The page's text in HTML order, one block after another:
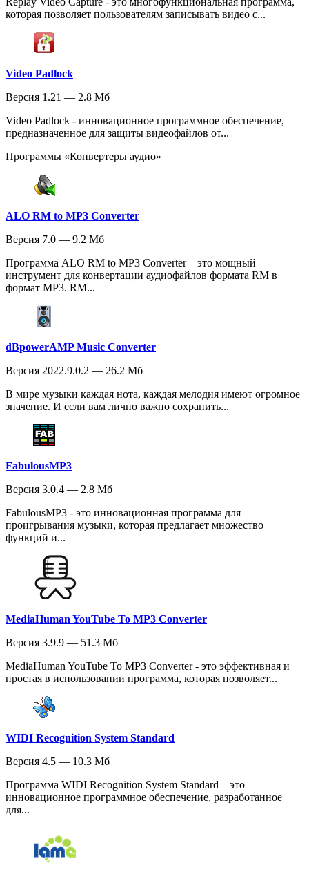
которая позволяет пользователям записывать видео с...
Video Padlock
Версия 1.21 — 2.8 Мб
Video Padlock - инновационное программное обеспечение,
предназначенное для защиты видеофайлов от...
Программы «Конвертеры аудио»
ALO RM to MP3 Converter
Версия 7.0 — 9.2 Мб
Программа ALO RM to MP3 Converter – это мощный
инструмент для конвертации аудиофайлов формата RM в
формат MP3. RM...
dBpowerAMP Music Converter
Версия 2022.9.0.2 — 26.2 Мб
В мире музыки каждая нота, каждая мелодия имеют огромное
значение. И если вам лично важно сохранить...
FabulousMP3
Версия 3.0.4 — 2.8 Мб
FabulousMP3 - это инновационная программа для
проигрывания музыки, которая предлагает множество
функций и...
MediaHuman YouTube To MP3 Converter
Версия 3.9.9 — 51.3 Мб
MediaHuman YouTube To MP3 Converter - это эффективная и
простая в использовании программа, которая позволяет...
WIDI Recognition System Standard
Версия 4.5 — 10.3 Мб
Программа WIDI Recognition System Standard – это
инновационное программное обеспечение, разработанное
для...